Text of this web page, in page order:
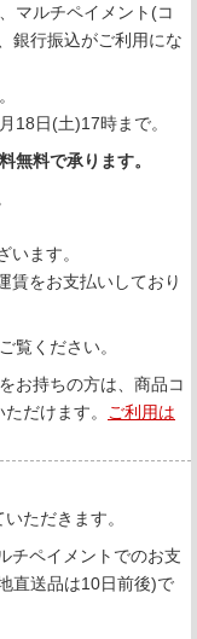
マルチペイメント(コ
銀行振込がご利用にな
18日(土)17時まで。
無料で承ります。
ます。
賃をお支払いしており
覧ください。
お持ちの方は、商品コ
だけます。
ご利用は
ただきます。
チペイメントでのお支
直送品は10日前後)で